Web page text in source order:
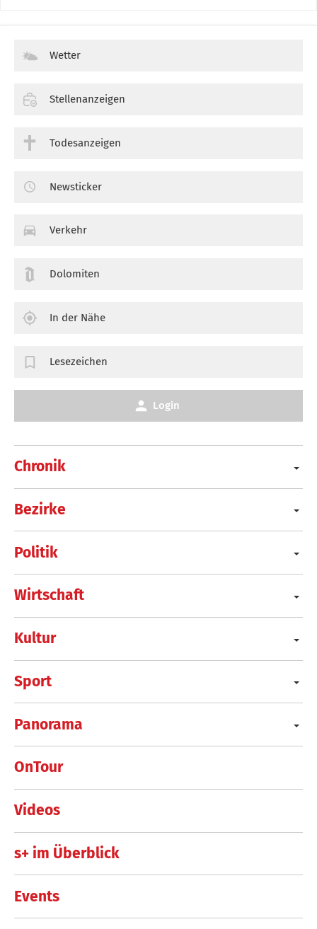
Chronik
Bezirke
Politik
Wirtschaft
Kultur
Sport
Panorama
OnTour
Videos
s+ im Überblick
Events
Wetter
Stellenanzeigen
Todesanzeigen
Newsticker
Verkehr
Dolomiten
In der Nähe
Lesezeichen
Login